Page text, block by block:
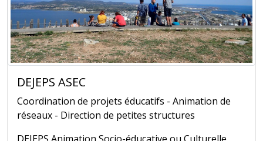
DEJEPS ASEC
Coordination de projets éducatifs - Animation de
réseaux - Direction de petites structures